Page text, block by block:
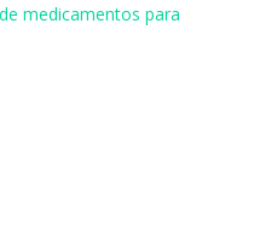
medicamentos para